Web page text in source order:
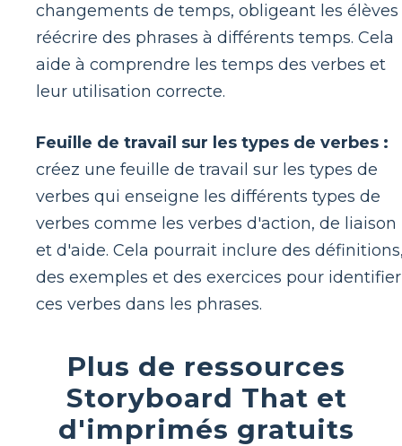
changements de temps, obligeant les élèves
réécrire des phrases à différents temps. Cela
aide à comprendre les temps des verbes et
leur utilisation correcte.
Feuille de travail sur les types de verbes :
créez une feuille de travail sur les types de
verbes qui enseigne les différents types de
verbes comme les verbes d'action, de liaison
et d'aide. Cela pourrait inclure des
des exemples et des exercices pour identifier
ces verbes dans les phrases.
Plus de ressources
Storyboard That et
d'imprimés gratuits